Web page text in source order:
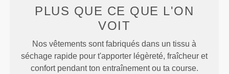
PLUS QUE CE QUE L'ON
VOIT
Nos vêtements sont fabriqués dans un tissu à
séchage rapide pour t'apporter légèreté, fraîcheur et
confort pendant ton entraînement ou ta course.